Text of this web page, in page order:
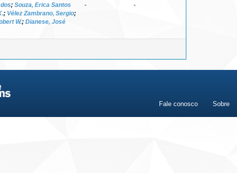
; Souza, Erica Santos
; Vélez Zambrano, Sergio;
W.; Dianese, José
- -
Fale conosco Sobre